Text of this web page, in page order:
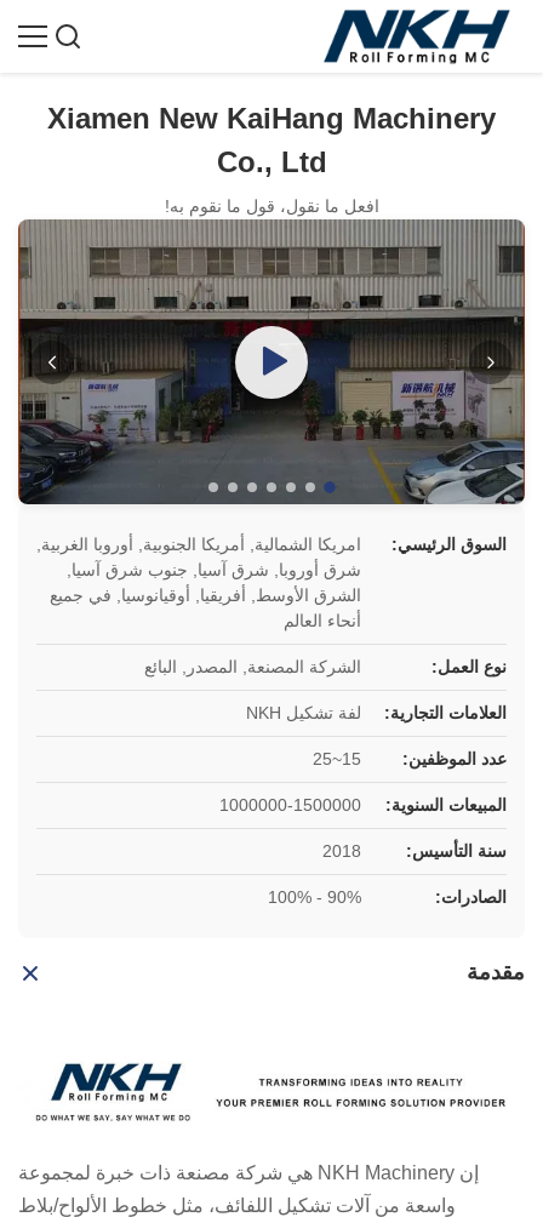
Xiamen New KaiHang Machinery
Co., Ltd
افعل ما نقول، قول ما نقوم به!
السوق الرئيسي:
امريكا الشمالية, أمريكا الجنوبية, أوروبا الغربية,
شرق أوروبا, شرق آسيا, جنوب شرق آسيا,
الشرق الأوسط, أفريقيا, أوقيانوسيا, في جميع
أنحاء العالم
نوع العمل: الشركة المصنعة, المصدر, البائع
العلامات التجارية: لفة تشكيل NKH
عدد الموظفين: 15~25
المبيعات السنوية: 1000000-1500000
سنة التأسيس: 2018
الصادرات: 90% - 100%
مقدمة
إن NKH Machinery هي شركة مصنعة ذات خبرة لمجموعة
واسعة من آلات تشكيل اللفائف، مثل خطوط الألواح/بلاط